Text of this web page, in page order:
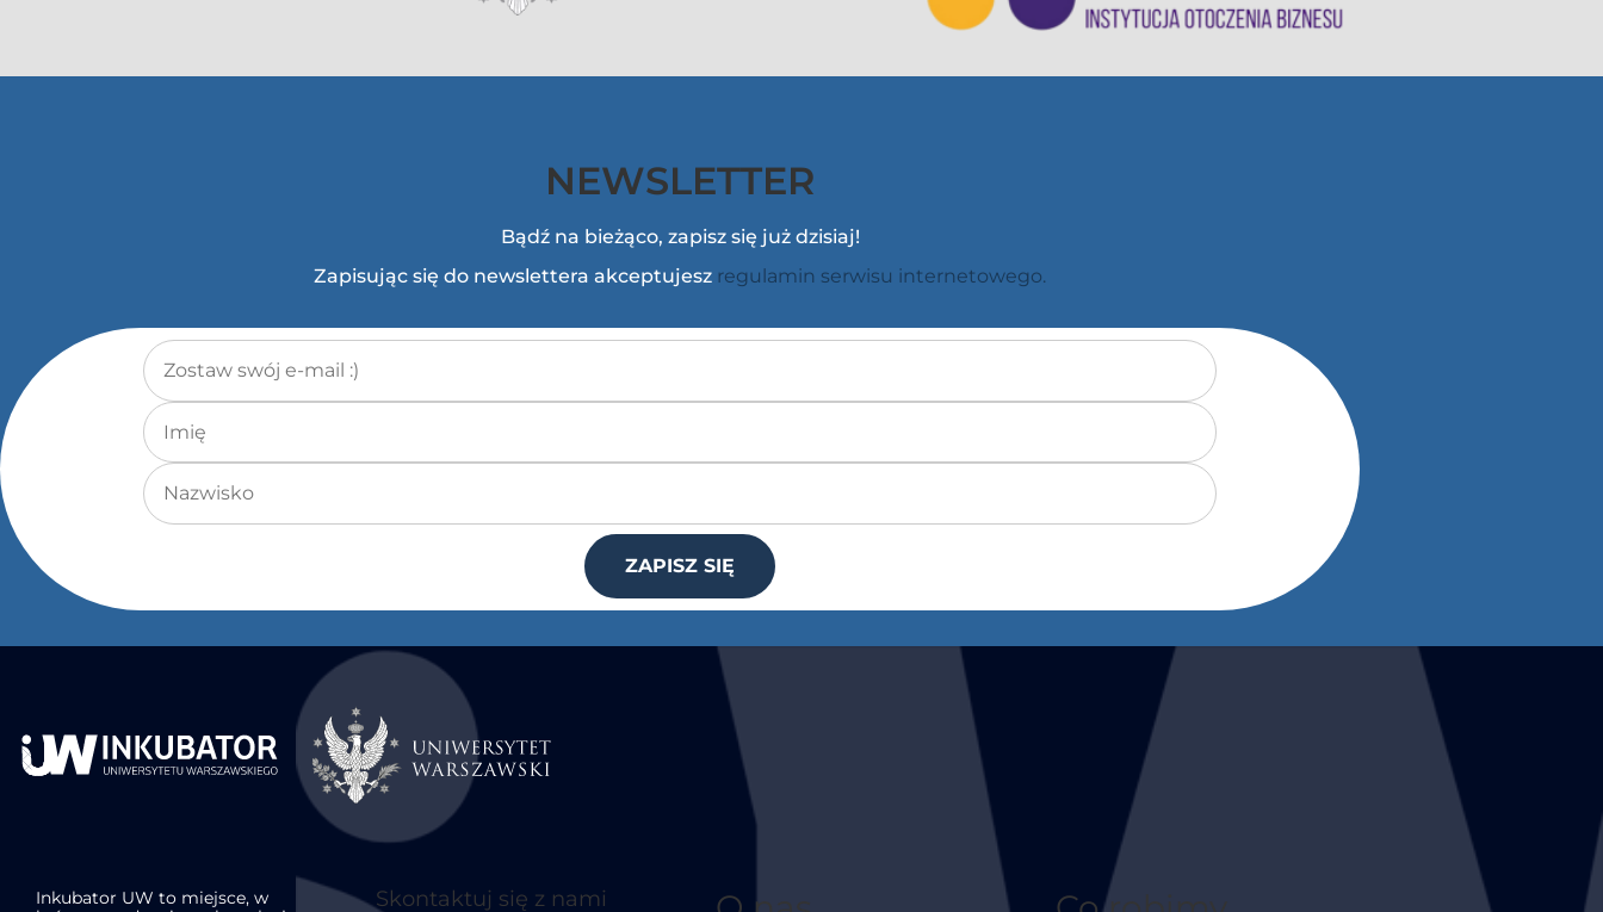
NEWSLETTER
Bądź na bieżąco, zapisz się już dzisiaj!
Zapisując się do newslettera akceptujesz regulamin serwisu internetowego.
Adres e-mail*
Imię
Nazwisko
ZAPISZ SIĘ
Inkubator UW to miejsce, w
Skontaktuj się z nami